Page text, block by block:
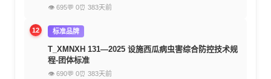
👁 695💬 0⏰ 383天前
12 标准品牌
T_XMNXH 131—2025 设施西瓜病虫害综合防控技术规
程-团体标准
👁 690💬 0⏰ 383天前